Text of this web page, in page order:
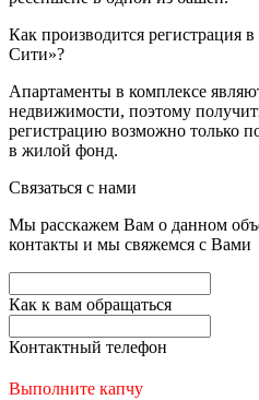
Как производится регистрация
Сити»?
Апартаменты в комплексе
недвижимости, поэтому
регистрацию возможно только
в жилой фонд.
Связаться с нами
Мы расскажем Вам о данном
контакты и мы свяжемся с Вами
Как к вам обращаться
Контактный телефон
Выполните капчу